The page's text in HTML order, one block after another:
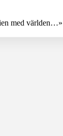
med världen…»